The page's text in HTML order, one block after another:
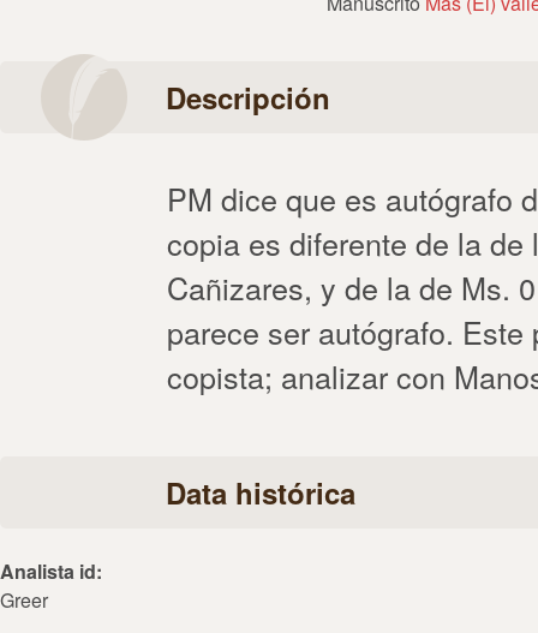
Descripción
PM dice que es autógrafo
copia es diferente de la
Cañizares, y de la de Ms.
parece ser autógrafo.
copista; analizar con
Data histórica
Analista id:
Greer